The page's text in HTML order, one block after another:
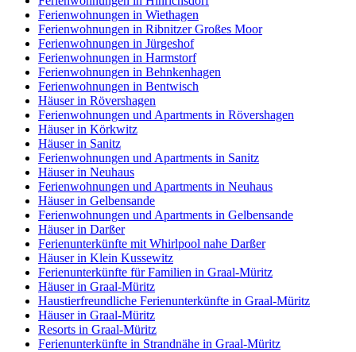
Ferienwohnungen in Wiethagen
Ferienwohnungen in Ribnitzer Großes Moor
Ferienwohnungen in Jürgeshof
Ferienwohnungen in Harmstorf
Ferienwohnungen in Behnkenhagen
Ferienwohnungen in Bentwisch
Häuser in Rövershagen
Ferienwohnungen und Apartments in Rövershagen
Häuser in Körkwitz
Häuser in Sanitz
Ferienwohnungen und Apartments in Sanitz
Häuser in Neuhaus
Ferienwohnungen und Apartments in Neuhaus
Häuser in Gelbensande
Ferienwohnungen und Apartments in Gelbensande
Häuser in Darßer
Ferienunterkünfte mit Whirlpool nahe Darßer
Häuser in Klein Kussewitz
Ferienunterkünfte für Familien in Graal-Müritz
Häuser in Graal-Müritz
Haustierfreundliche Ferienunterkünfte in Graal-Müritz
Häuser in Graal-Müritz
Resorts in Graal-Müritz
Ferienunterkünfte in Strandnähe in Graal-Müritz